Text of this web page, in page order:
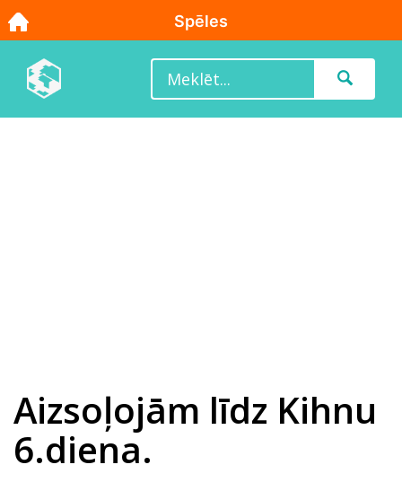
Aizsoļojām līdz Kihnu
6.diena.